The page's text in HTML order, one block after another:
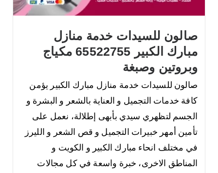
صالون للسيدات خدمة منازل
مبارك الكبير 65522755 مكياج
وبروتين وصبغة
صالون للسيدات خدمة منازل مبارك الكبير يؤمن
كافة خدمات التجميل و العناية بالشعر و البشرة و
الجسم لتظهري سيدي بأبهى إطلالة، نعمل على
تأمين أمهر خبيرات التجميل و قص الشعر و الليرز
في مختلف انحاء مبارك الكبير و الكويت و
المناطق الاخرى، خبرة واسعة في كل مجالات